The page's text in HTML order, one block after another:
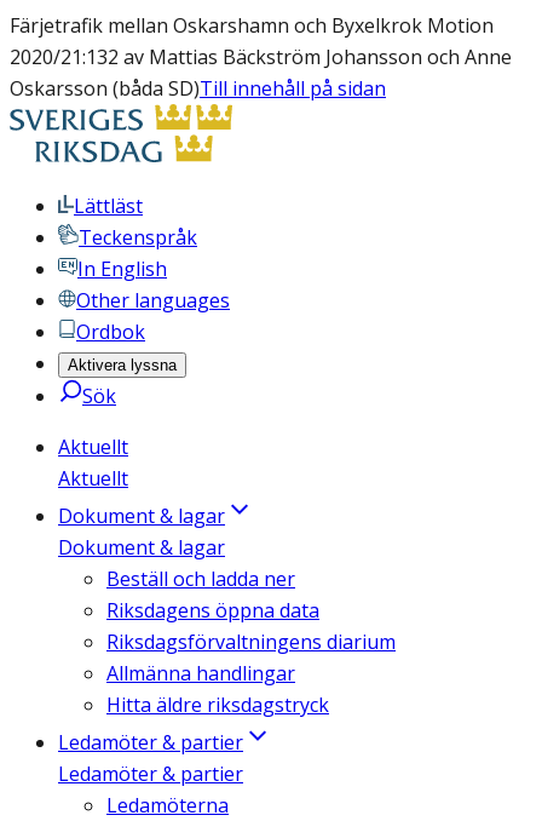
Färjetrafik mellan Oskarshamn och Byxelkrok Motion
2020/21:132 av Mattias Bäckström Johansson och Anne
Oskarsson (båda SD)Till innehåll på sidan
Lättläst
Teckenspråk
In English
Other languages
Ordbok
Aktivera lyssna
Sök
Aktuellt
Aktuellt
Dokument & lagar
Dokument & lagar
Beställ och ladda ner
Riksdagens öppna data
Riksdagsförvaltningens diarium
Allmänna handlingar
Hitta äldre riksdagstryck
Ledamöter & partier
Ledamöter & partier
Ledamöterna